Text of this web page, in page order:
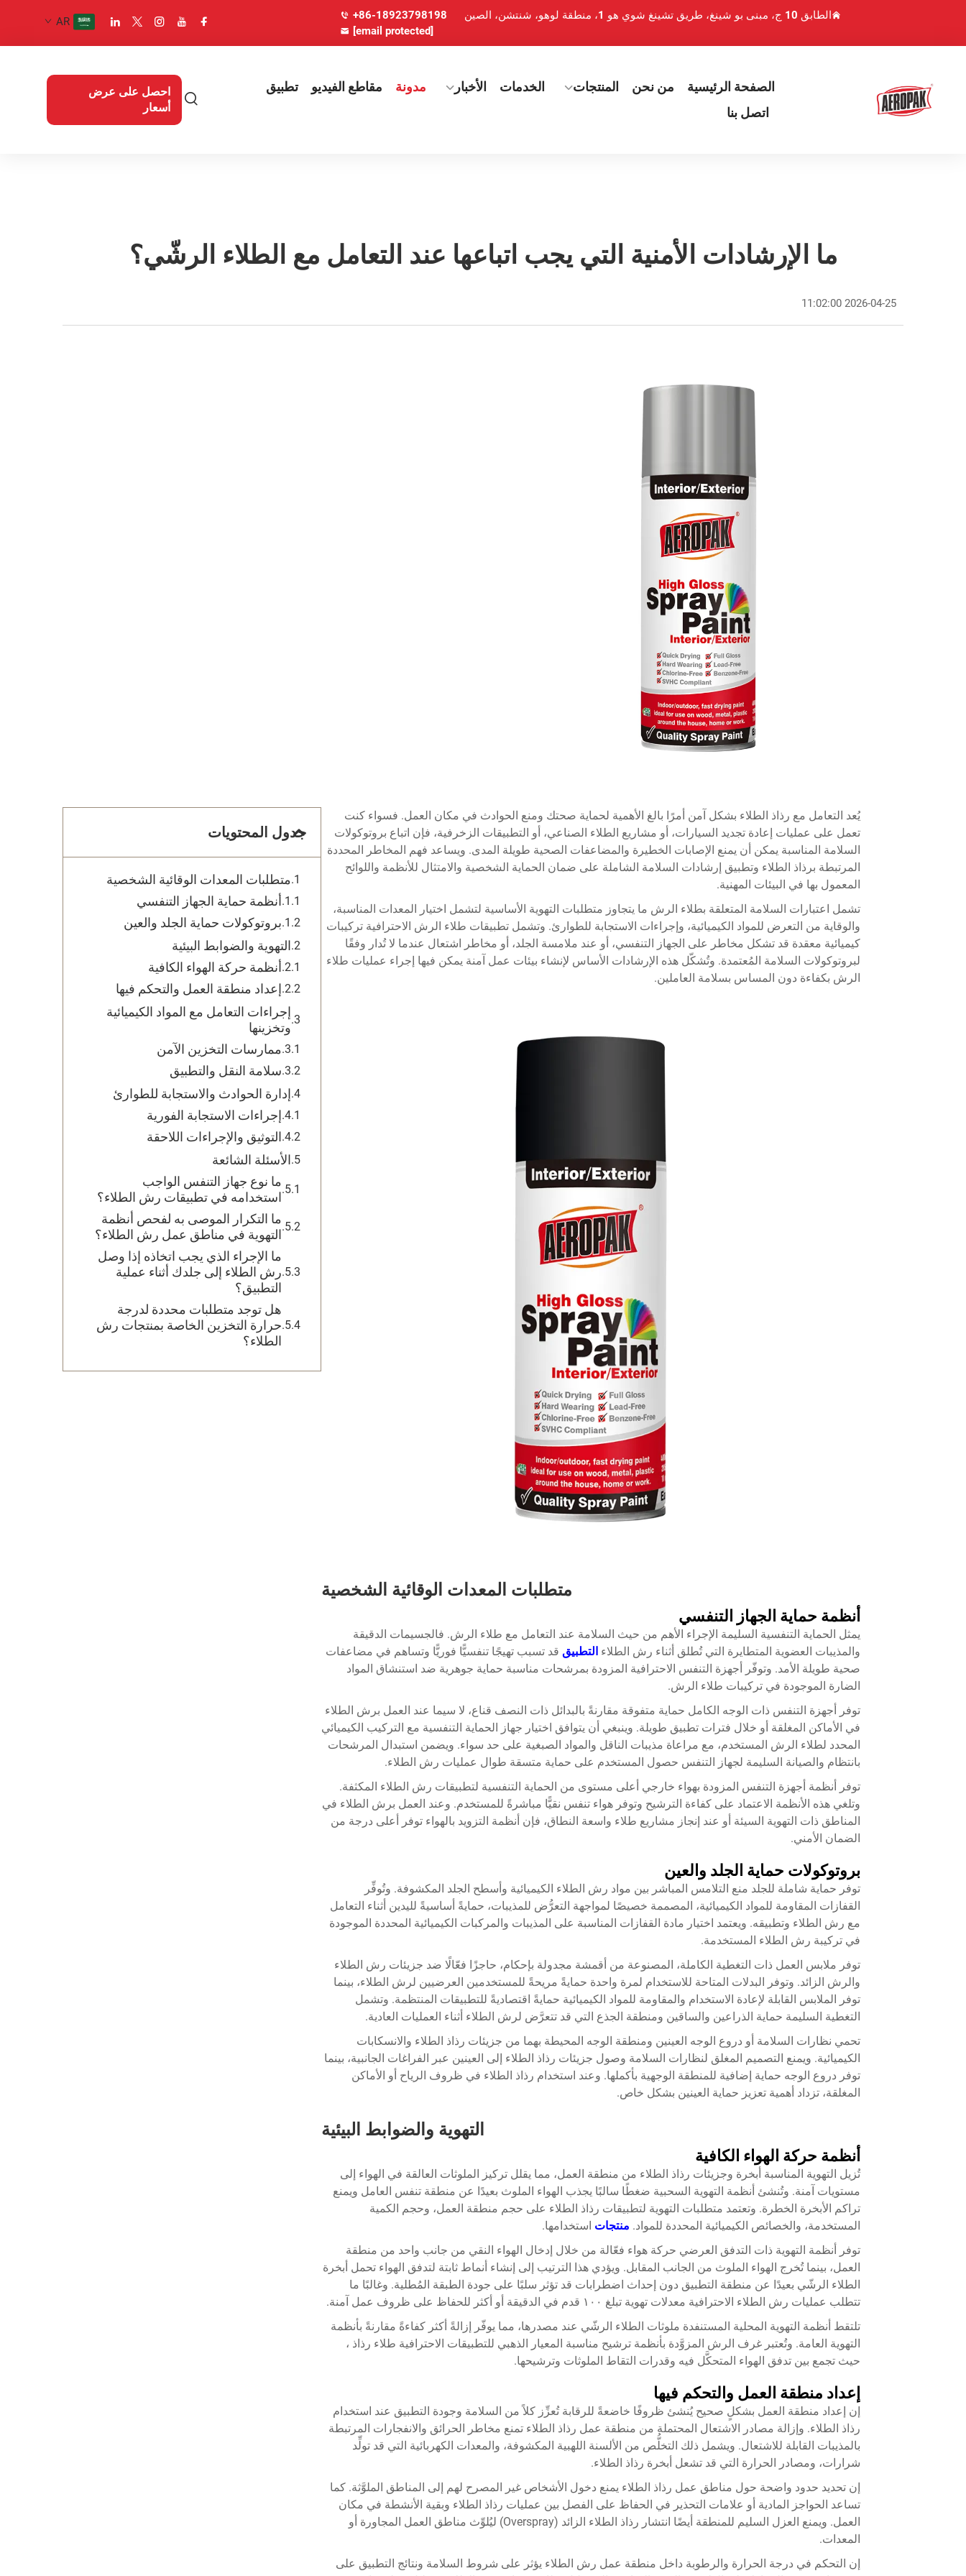
الطابق 10 ج، مبنى بو شينغ، طريق تشينغ شوي هو 1، منطقة لوهو، شنتشن، الصين
+86-18923798198
[email protected]
AR
الصفحة الرئيسية من نحن المنتجات الخدمات الأخبار مدونة مقاطع الفيديو
تطبيق
اتصل بنا
احصل على عرض
أسعار
ما الإرشادات الأمنية التي يجب اتباعها عند التعامل مع الطلاء الرشّي؟
2026-04-25 11:02:00
يُعد التعامل مع رذاذ الطلاء بشكل آمن أمرًا بالغ الأهمية لحماية صحتك ومنع الحوادث في مكان العمل. فسواء كنت
تعمل على عمليات إعادة تجديد السيارات، أو مشاريع الطلاء الصناعي، أو التطبيقات الزخرفية، فإن اتباع بروتوكولات
السلامة المناسبة يمكن أن يمنع الإصابات الخطيرة والمضاعفات الصحية طويلة المدى. ويساعد فهم المخاطر المحددة
المرتبطة برذاذ الطلاء وتطبيق إرشادات السلامة الشاملة على ضمان الحماية الشخصية والامتثال للأنظمة واللوائح
المعمول بها في البيئات المهنية.
تشمل اعتبارات السلامة المتعلقة بطلاء الرش ما يتجاوز متطلبات التهوية الأساسية لتشمل اختيار المعدات المناسبة،
والوقاية من التعرض للمواد الكيميائية، وإجراءات الاستجابة للطوارئ. وتشمل تطبيقات طلاء الرش الاحترافية تركيبات
كيميائية معقدة قد تشكل مخاطر على الجهاز التنفسي، أو عند ملامسة الجلد، أو مخاطر اشتعال عندما لا تُدار وفقًا
لبروتوكولات السلامة المُعتمدة. وتُشكّل هذه الإرشادات الأساس لإنشاء بيئات عمل آمنة يمكن فيها إجراء عمليات طلاء
الرش بكفاءة دون المساس بسلامة العاملين.
متطلبات المعدات الوقائية الشخصية
أنظمة حماية الجهاز التنفسي
يمثل الحماية التنفسية السليمة الإجراء الأهم من حيث السلامة عند التعامل مع طلاء الرش. فالجسيمات الدقيقة
والمذيبات العضوية المتطايرة التي تُطلق أثناء رش الطلاء التطبيق قد تسبب تهيجًا تنفسيًّا فوريًّا وتساهم في مضاعفات
صحية طويلة الأمد. وتوفّر أجهزة التنفس الاحترافية المزودة بمرشحات مناسبة حماية جوهرية ضد استنشاق المواد
الضارة الموجودة في تركيبات طلاء الرش.
توفر أجهزة التنفس ذات الوجه الكامل حماية متفوقة مقارنةً بالبدائل ذات النصف قناع، لا سيما عند العمل برش الطلاء
في الأماكن المغلقة أو خلال فترات تطبيق طويلة. وينبغي أن يتوافق اختيار جهاز الحماية التنفسية مع التركيب الكيميائي
المحدد لطلاء الرش المستخدم، مع مراعاة مذيبات الناقل والمواد الصبغية على حد سواء. ويضمن استبدال المرشحات
بانتظام والصيانة السليمة لجهاز التنفس حصول المستخدم على حماية متسقة طوال عمليات رش الطلاء.
توفر أنظمة أجهزة التنفس المزودة بهواء خارجي أعلى مستوى من الحماية التنفسية لتطبيقات رش الطلاء المكثفة.
وتلغي هذه الأنظمة الاعتماد على كفاءة الترشيح وتوفر هواء تنفس نقيًّا مباشرةً للمستخدم. وعند العمل برش الطلاء في
المناطق ذات التهوية السيئة أو عند إنجاز مشاريع طلاء واسعة النطاق، فإن أنظمة التزويد بالهواء توفر أعلى درجة من
الضمان الأمني.
بروتوكولات حماية الجلد والعين
توفر حماية شاملة للجلد منع التلامس المباشر بين مواد رش الطلاء الكيميائية وأسطح الجلد المكشوفة. وتُوفِّر
القفازات المقاومة للمواد الكيميائية، المصممة خصيصًا لمواجهة التعرُّض للمذيبات، حمايةً أساسيةً لليدين أثناء التعامل
مع رش الطلاء وتطبيقه. ويعتمد اختيار مادة القفازات المناسبة على المذيبات والمركبات الكيميائية المحددة الموجودة
في تركيبة رش الطلاء المستخدمة.
توفر ملابس العمل ذات التغطية الكاملة، المصنوعة من أقمشة مجدولة بإحكام، حاجزًا فعّالًا ضد جزيئات رش الطلاء
والرش الزائد. وتوفر البدلات المتاحة للاستخدام لمرة واحدة حمايةً مريحةً للمستخدمين العرضيين لرش الطلاء، بينما
توفر الملابس القابلة لإعادة الاستخدام والمقاومة للمواد الكيميائية حمايةً اقتصاديةً للتطبيقات المنتظمة. وتشمل
التغطية السليمة حماية الذراعين والساقين ومنطقة الجذع التي قد تتعرَّض لرش الطلاء أثناء العمليات العادية.
تحمي نظارات السلامة أو دروع الوجه العينين ومنطقة الوجه المحيطة بهما من جزيئات رذاذ الطلاء والانسكابات
الكيميائية. ويمنع التصميم المغلق لنظارات السلامة وصول جزيئات رذاذ الطلاء إلى العينين عبر الفراغات الجانبية، بينما
توفر دروع الوجه حماية إضافية للمنطقة الوجهية بأكملها. وعند استخدام رذاذ الطلاء في ظروف الرياح أو الأماكن
المغلقة، تزداد أهمية تعزيز حماية العينين بشكل خاص.
التهوية والضوابط البيئية
أنظمة حركة الهواء الكافية
تُزيل التهوية المناسبة أبخرة وجزيئات رذاذ الطلاء من منطقة العمل، مما يقلل تركيز الملوثات العالقة في الهواء إلى
مستويات آمنة. وتُنشئ أنظمة التهوية السحبية ضغطًا سالبًا يجذب الهواء الملوث بعيدًا عن منطقة تنفس العامل ويمنع
تراكم الأبخرة الخطرة. وتعتمد متطلبات التهوية لتطبيقات رذاذ الطلاء على حجم منطقة العمل، وحجم الكمية
المستخدمة، والخصائص الكيميائية المحددة للمواد. منتجات استخدامها.
توفر أنظمة التهوية ذات التدفق العرضي حركة هواء فعّالة من خلال إدخال الهواء النقي من جانب واحد من منطقة
العمل، بينما تُخرج الهواء الملوث من الجانب المقابل. ويؤدي هذا الترتيب إلى إنشاء أنماط ثابتة لتدفق الهواء تحمل أبخرة
الطلاء الرشّي بعيدًا عن منطقة التطبيق دون إحداث اضطرابات قد تؤثر سلبًا على جودة الطبقة المُطلية. وغالبًا ما
تتطلب عمليات رش الطلاء الاحترافية معدلات تهوية تبلغ ١٠٠ قدم في الدقيقة أو أكثر للحفاظ على ظروف عمل آمنة.
تلتقط أنظمة التهوية المحلية المستنفدة ملوثات الطلاء الرشّي عند مصدرها، مما يوفّر إزالةً أكثر كفاءةً مقارنةً بأنظمة
التهوية العامة. وتُعتبر غرف الرش المزوَّدة بأنظمة ترشيح مناسبة المعيار الذهبي للتطبيقات الاحترافية طلاء رذاذ ،
حيث تجمع بين تدفق الهواء المتحكَّل فيه وقدرات التقاط الملوثات وترشيحها.
إعداد منطقة العمل والتحكم فيها
إن إعداد منطقة العمل بشكلٍ صحيح يُنشئ ظروفًا خاضعةً للرقابة تُعزِّز كلاً من السلامة وجودة التطبيق عند استخدام
رذاذ الطلاء. وإزالة مصادر الاشتعال المحتملة من منطقة عمل رذاذ الطلاء تمنع مخاطر الحرائق والانفجارات المرتبطة
بالمذيبات القابلة للاشتعال. ويشمل ذلك التخلُّص من الألسنة اللهبية المكشوفة، والمعدات الكهربائية التي قد تولِّد
شرارات، ومصادر الحرارة التي قد تشعل أبخرة رذاذ الطلاء.
إن تحديد حدود واضحة حول مناطق عمل رذاذ الطلاء يمنع دخول الأشخاص غير المصرح لهم إلى المناطق الملوَّثة. كما
تساعد الحواجز المادية أو علامات التحذير في الحفاظ على الفصل بين عمليات رذاذ الطلاء وبقية الأنشطة في مكان
العمل. ويمنع العزل السليم للمنطقة أيضًا انتشار رذاذ الطلاء الزائد (Overspray) ليُلوِّث مناطق العمل المجاورة أو
المعدات.
إن التحكم في درجة الحرارة والرطوبة داخل منطقة عمل رش الطلاء يؤثر على شروط السلامة ونتائج التطبيق على
جدول المحتويات
متطلبات المعدات الوقائية الشخصية
أنظمة حماية الجهاز التنفسي
بروتوكولات حماية الجلد والعين
التهوية والضوابط البيئية
أنظمة حركة الهواء الكافية
إعداد منطقة العمل والتحكم فيها
إجراءات التعامل مع المواد الكيميائية
وتخزينها
ممارسات التخزين الآمن
سلامة النقل والتطبيق
إدارة الحوادث والاستجابة للطوارئ
إجراءات الاستجابة الفورية
التوثيق والإجراءات اللاحقة
الأسئلة الشائعة
ما نوع جهاز التنفس الواجب
استخدامه في تطبيقات رش الطلاء؟
ما التكرار الموصى به لفحص أنظمة
التهوية في مناطق عمل رش الطلاء؟
ما الإجراء الذي يجب اتخاذه إذا وصل
رش الطلاء إلى جلدك أثناء عملية
التطبيق؟
هل توجد متطلبات محددة لدرجة
حرارة التخزين الخاصة بمنتجات رش
الطلاء؟